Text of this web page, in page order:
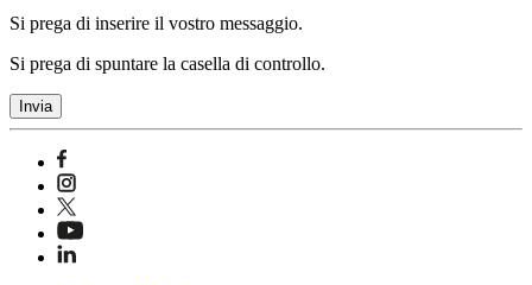
Si prega di inserire il vostro messaggio.
Si prega di spuntare la casella di controllo.
Invia